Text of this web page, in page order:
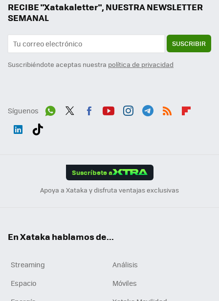
RECIBE "Xatakaletter", NUESTRA NEWSLETTER
SEMANAL
SUSCRIBIR
Suscribiéndote aceptas nuestra política de privacidad
Síguenos
Suscríbete a
Apoya a Xataka y disfruta ventajas exclusivas
En Xataka hablamos de...
Streaming
Análisis
Espacio
Móviles